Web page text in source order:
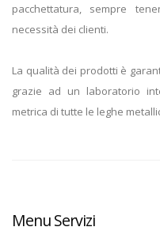
pacchettatura, sempre
necessità dei clienti.
La qualità dei prodotti è
grazie ad un laboratorio
metrica di tutte le leghe
Menu Servizi